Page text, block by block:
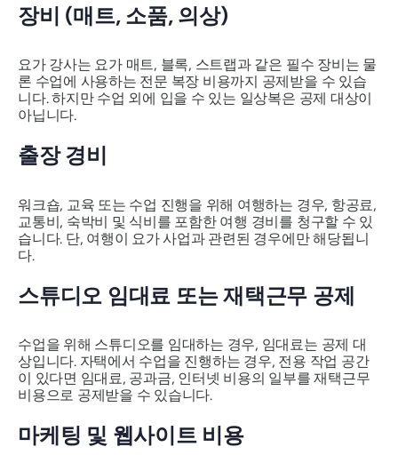
장비 (매트, 소품, 의상)
요가 강사는 요가 매트, 블록, 스트랩과 같은 필수 장비는 물
론 수업에 사용하는 전문 복장 비용까지 공제받을 수 있습
니다. 하지만 수업 외에 입을 수 있는 일상복은 공제 대상이
아닙니다.
출장 경비
워크숍, 교육 또는 수업 진행을 위해 여행하는 경우, 항공료,
교통비, 숙박비 및 식비를 포함한 여행 경비를 청구할 수 있
습니다. 단, 여행이 요가 사업과 관련된 경우에만 해당됩니
다.
스튜디오 임대료 또는 재택근무 공제
수업을 위해 스튜디오를 임대하는 경우, 임대료는 공제 대
상입니다. 자택에서 수업을 진행하는 경우, 전용 작업 공간
이 있다면 임대료, 공과금, 인터넷 비용의 일부를 재택근무
비용으로 공제받을 수 있습니다.
마케팅 및 웹사이트 비용